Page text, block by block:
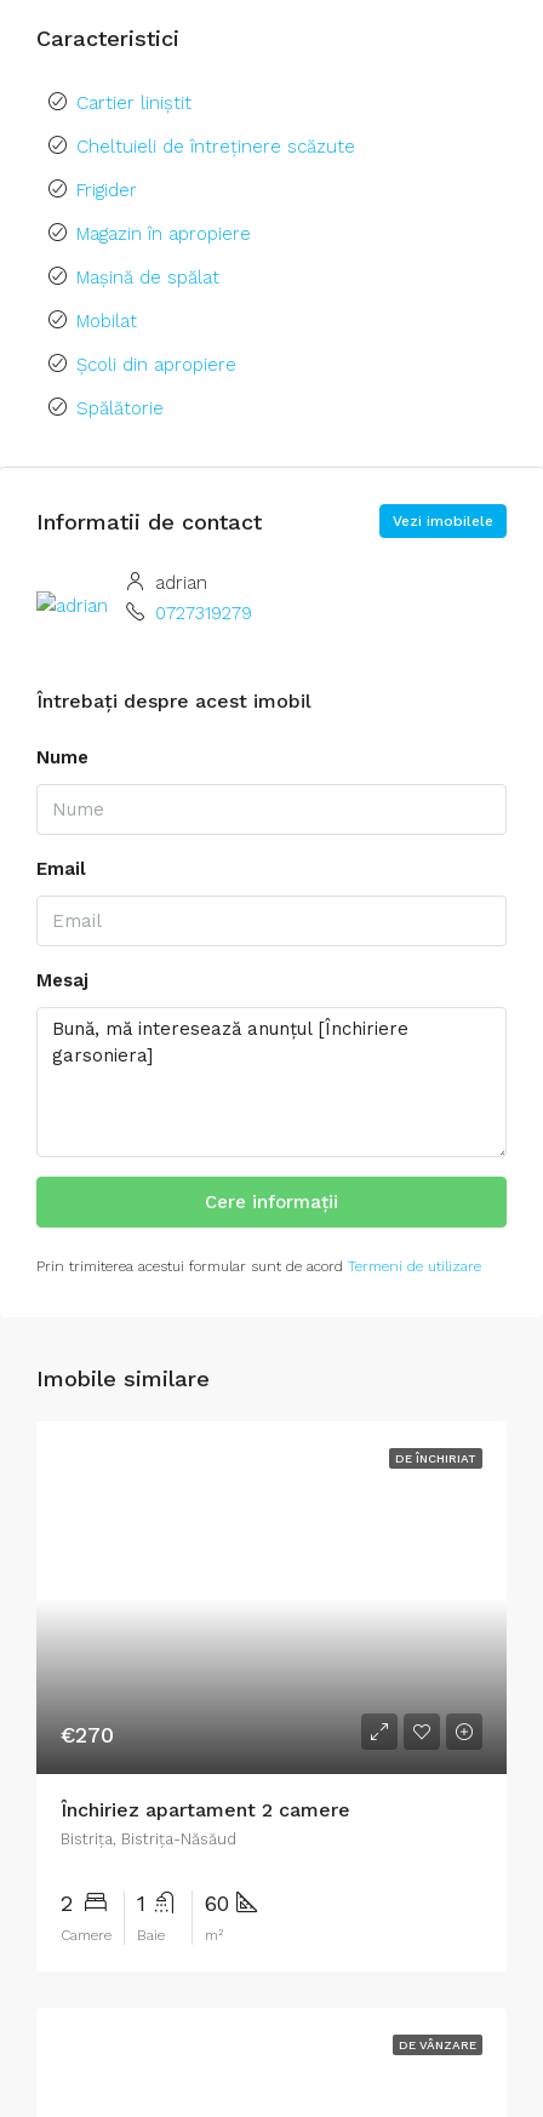
Caracteristici
Cartier liniștit
Cheltuieli de întreținere scăzute
Frigider
Magazin în apropiere
Mașină de spălat
Mobilat
Școli din apropiere
Spălătorie
Informatii de contact Vezi imobilele
adrian
0727319279
Întrebați despre acest imobil
Nume
Email
Mesaj
Cere informații
Prin trimiterea acestui formular sunt de acord Termeni de utilizare
Imobile similare
DE ÎNCHIRIAT
€270
Închiriez apartament 2 camere
Bistriţa, Bistrița-Năsăud
2
Camere
1
Baie
60
m²
DE VÂNZARE